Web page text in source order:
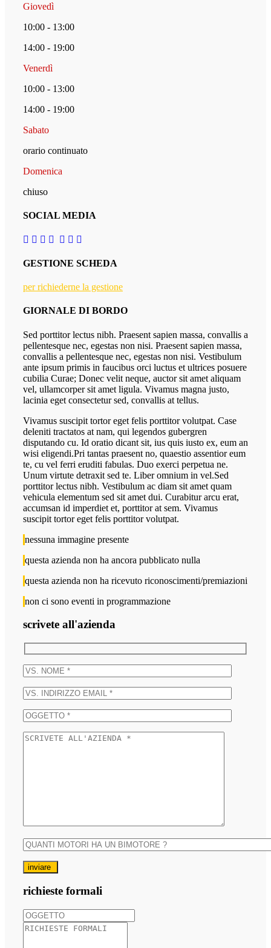
Giovedì
10:00 - 13:00
14:00 - 19:00
Venerdì
10:00 - 13:00
14:00 - 19:00
Sabato
orario continuato
Domenica
chiuso
SOCIAL MEDIA
GESTIONE SCHEDA
per richiederne la gestione
GIORNALE DI BORDO
Sed porttitor lectus nibh. Praesent sapien massa, convallis a
pellentesque nec, egestas non nisi. Praesent sapien massa,
convallis a pellentesque nec, egestas non nisi. Vestibulum
ante ipsum primis in faucibus orci luctus et ultrices posuere
cubilia Curae; Donec velit neque, auctor sit amet aliquam
vel, ullamcorper sit amet ligula. Vivamus magna justo,
lacinia eget consectetur sed, convallis at tellus.
Vivamus suscipit tortor eget felis porttitor volutpat. Case
deleniti tractatos at nam, qui legendos gubergren
disputando cu. Id oratio dicant sit, ius quis iusto ex, eum an
wisi eligendi.Pri tantas praesent no, quaestio assentior eum
te, cu vel ferri eruditi fabulas. Duo exerci perpetua ne.
Unum virtute detraxit sed te. Liber omnium in vel.Sed
porttitor lectus nibh. Vestibulum ac diam sit amet quam
vehicula elementum sed sit amet dui. Curabitur arcu erat,
accumsan id imperdiet et, porttitor at sem. Vivamus
suscipit tortor eget felis porttitor volutpat.
nessuna immagine presente
questa azienda non ha ancora pubblicato nulla
questa azienda non ha ricevuto riconoscimenti/premiazioni
non ci sono eventi in programmazione
scrivete all'azienda
inviare
richieste formali